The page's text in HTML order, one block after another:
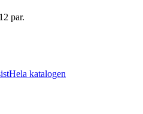
par.
Hela katalogen